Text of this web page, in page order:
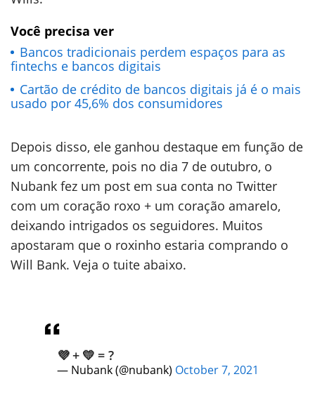
Você precisa ver
Bancos tradicionais perdem espaços para as
fintechs e bancos digitais
Cartão de crédito de bancos digitais já é o mais
usado por 45,6% dos consumidores
Depois disso, ele ganhou destaque em função de
um concorrente, pois no dia 7 de outubro, o
Nubank fez um post em sua conta no Twitter
com um coração roxo + um coração amarelo,
deixando intrigados os seguidores. Muitos
apostaram que o roxinho estaria comprando o
Will Bank. Veja o tuite abaixo.
💜 + 💛 = ?
— Nubank (@nubank) October 7, 2021